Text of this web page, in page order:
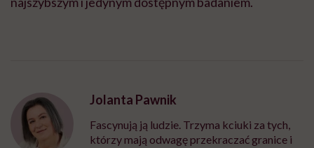
opowiadać
Powiązane tematy: